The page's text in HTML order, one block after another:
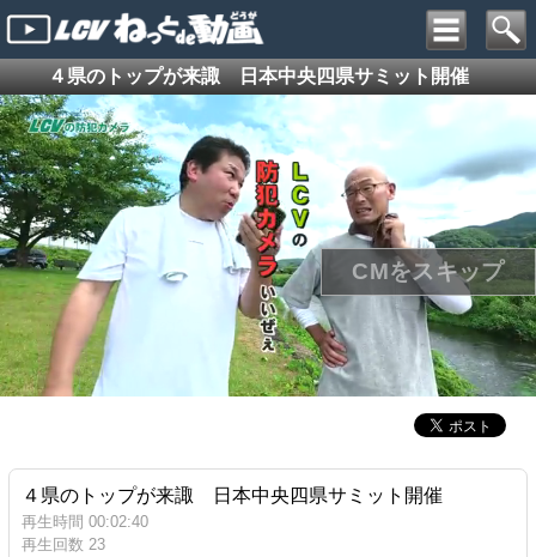
４県のトップが来諏 日本中央四県サミット開催
４県のトップが来諏 日本中央四県サミット開催
再生時間 00:02:40
再生回数 23